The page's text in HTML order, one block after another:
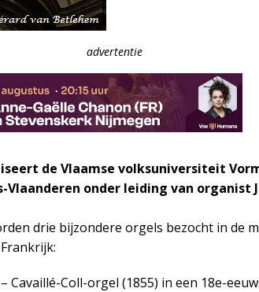
advertentie
de Vlaamse volksuniversiteit
Vlaanderen onder leiding van organist
drie bijzondere orgels bezocht in de
Cavaillé-Coll-orgel (1855) in een 18e-